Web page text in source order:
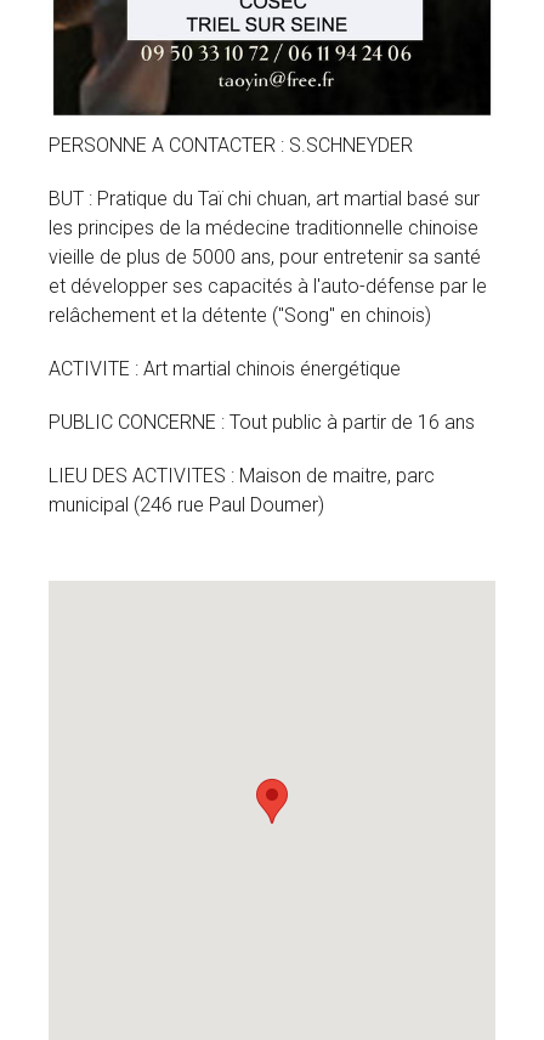
PERSONNE A CONTACTER : S.SCHNEYDER
BUT : Pratique du Taï chi chuan, art martial basé sur
les principes de la médecine traditionnelle chinoise
vieille de plus de 5000 ans, pour entretenir sa santé
et développer ses capacités à l'auto-défense par le
relâchement et la détente ("Song" en chinois)
ACTIVITE : Art martial chinois énergétique
PUBLIC CONCERNE : Tout public à partir de 16 ans
LIEU DES ACTIVITES : Maison de maitre, parc
municipal (246 rue Paul Doumer)